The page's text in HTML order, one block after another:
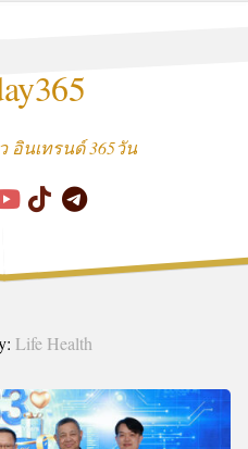
อินเทรนด์ 365วัน
Life Health